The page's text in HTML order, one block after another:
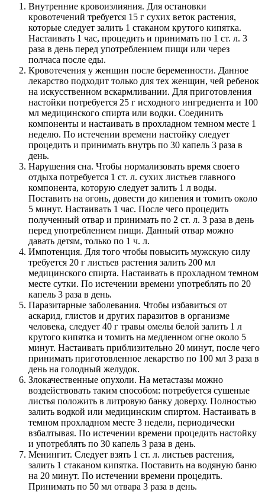
Внутренние кровоизлияния. Для остановки
кровотечений требуется 15 г сухих веток растения,
которые следует залить 1 стаканом крутого кипятка.
Настаивать 1 час, процедить и принимать по 1 ст. л. 3
раза в день перед употреблением пищи или через
полчаса после еды.
Кровотечения у женщин после беременности. Данное
лекарство подходит только для тех женщин, чей ребенок
на искусственном вскармливании. Для приготовления
настойки потребуется 25 г исходного ингредиента и 100
мл медицинского спирта или водки. Соединить
компоненты и настаивать в прохладном темном месте 1
неделю. По истечении времени настойку следует
процедить и принимать внутрь по 30 капель 3 раза в
день.
Нарушения сна. Чтобы нормализовать время своего
отдыха потребуется 1 ст. л. сухих листьев главного
компонента, которую следует залить 1 л воды.
Поставить на огонь, довести до кипения и томить около
5 минут. Настаивать 1 час. После чего процедить
полученный отвар и принимать по 2 ст. л. 3 раза в день
перед употреблением пищи. Данный отвар можно
давать детям, только по 1 ч. л.
Импотенция. Для того чтобы повысить мужскую силу
требуется 20 г листьев растения залить 200 мл
медицинского спирта. Настаивать в прохладном темном
месте сутки. По истечении времени употреблять по 20
капель 3 раза в день.
Паразитарные заболевания. Чтобы избавиться от
аскарид, глистов и других паразитов в организме
человека, следует 40 г травы омелы белой залить 1 л
крутого кипятка и томить на медленном огне около 5
минут. Настаивать приблизительно 20 минут, после чего
принимать приготовленное лекарство по 100 мл 3 раза в
день на голодный желудок.
Злокачественные опухоли. На метастазы можно
воздействовать таким способом: потребуется сушеные
листья положить в литровую банку доверху. Полностью
залить водкой или медицинским спиртом. Настаивать в
темном прохладном месте 3 недели, периодически
взбалтывая. По истечении времени процедить настойку
и употреблять по 30 капель 3 раза в день.
Менингит. Следует взять 1 ст. л. листьев растения,
залить 1 стаканом кипятка. Поставить на водяную баню
на 20 минут. По истечении времени процедить.
Принимать по 50 мл отвара 3 раза в день.